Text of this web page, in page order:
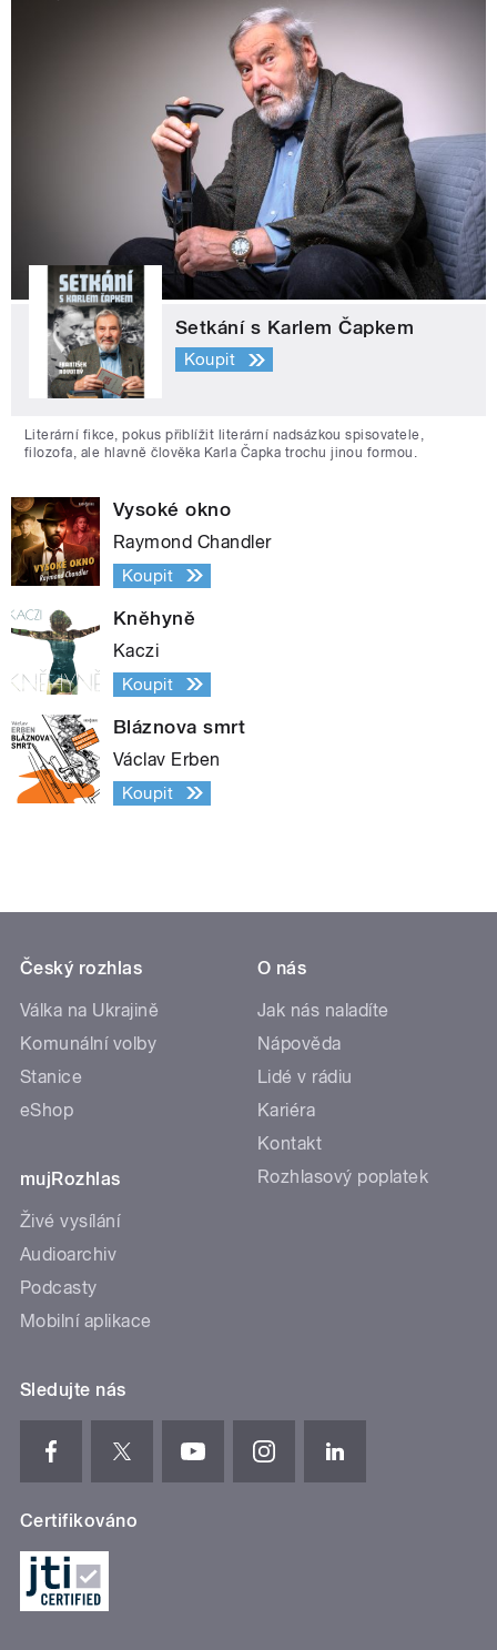
Setkání s Karlem Čapkem
Koupit
Literární fikce, pokus přiblížit literární nadsázkou spisovatele,
filozofa, ale hlavně člověka Karla Čapka trochu jinou formou.
Vysoké okno
Raymond Chandler
Koupit
Kněhyně
Kaczi
Koupit
Bláznova smrt
Václav Erben
Koupit
Český rozhlas
Válka na Ukrajině
Komunální volby
Stanice
eShop
mujRozhlas
Živé vysílání
Audioarchiv
Podcasty
Mobilní aplikace
O nás
Jak nás naladíte
Nápověda
Lidé v rádiu
Kariéra
Kontakt
Rozhlasový poplatek
Sledujte nás
Certifikováno